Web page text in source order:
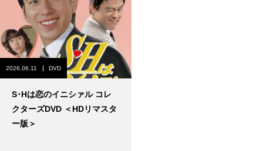
2026.06.11 DVD
S･Hは恋のイニシァル コレ
クターズDVD ＜HDリマスタ
ー版＞